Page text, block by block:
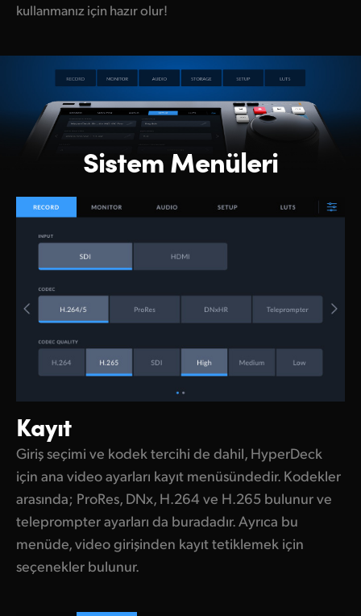
kullanmanız için hazır olur!
Sistem Menüleri
Kayıt
Giriş seçimi ve kodek tercihi de dahil, HyperDeck
için ana video ayarları kayıt menüsündedir. Kodekler
arasında; ProRes, DNx, H.264 ve H.265 bulunur ve
teleprompter ayarları da buradadır. Ayrıca bu
menüde, video girişinden kayıt tetiklemek için
seçenekler bulunur.